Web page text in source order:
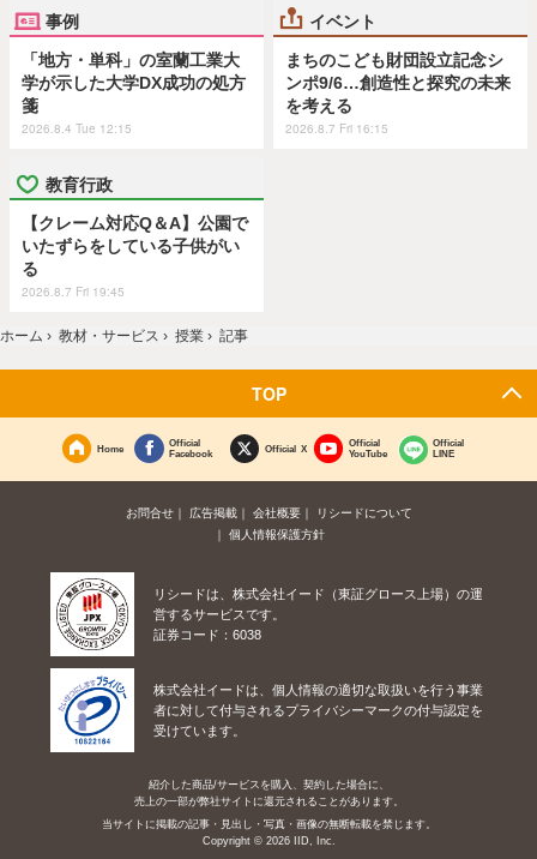
事例
「地方・単科」の室蘭工業大
学が示した大学DX成功の処方
箋
2026.8.4 Tue 12:15
イベント
まちのこども財団設立記念シ
ンポ9/6…創造性と探究の未来
を考える
2026.8.7 Fri 16:15
教育行政
【クレーム対応Q＆A】公園で
いたずらをしている子供がい
る
2026.8.7 Fri 19:45
ホーム › 教材・サービス › 授業 › 記事
TOP
Home
Official
Facebook
Official X
Official
YouTube
Official
LINE
お問合せ 広告掲載 会社概要
リシードについて
個人情報保護方針
リシードは、株式会社イード（東証グロース上場）の運
営するサービスです。
証券コード：6038
株式会社イードは、個人情報の適切な取扱いを行う事業
者に対して付与されるプライバシーマークの付与認定を
受けています。
紹介した商品/サービスを購入、契約した場合に、
売上の一部が弊社サイトに還元されることがあります。
当サイトに掲載の記事・見出し・写真・画像の無断転載を禁じます。
Copyright © 2026 IID, Inc.